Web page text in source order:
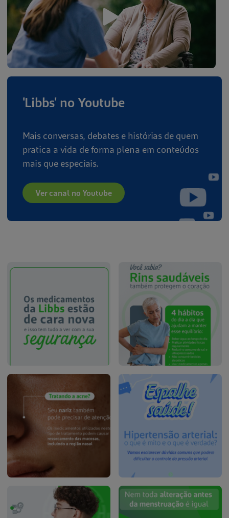
'Libbs' no Youtube
Mais conversas, debates e histórias de quem
pratica a vida de forma plena em conteúdos
mais que especiais.
Ver canal no Youtube